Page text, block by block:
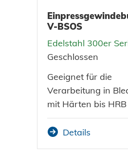
V-BSOS
Edelstahl 300er
Geschlossen
Geeignet für die
Verarbeitung in
mit Härten bis
Details